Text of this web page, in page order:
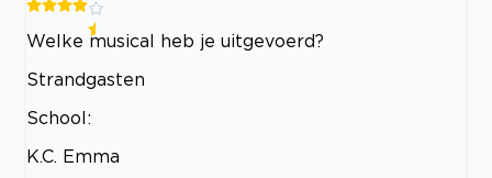
Welke musical heb je uitgevoerd?
Strandgasten
School:
K.C. Emma